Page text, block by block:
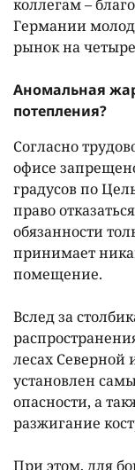
коллегам –
Германии
рынок на
Аномальная
потепления?
Согласно
офисе
градусов по
право
обязанности
принимает
помещение.
Вслед за
лесах
установлен
опасности, а
разжигание
При этом, для